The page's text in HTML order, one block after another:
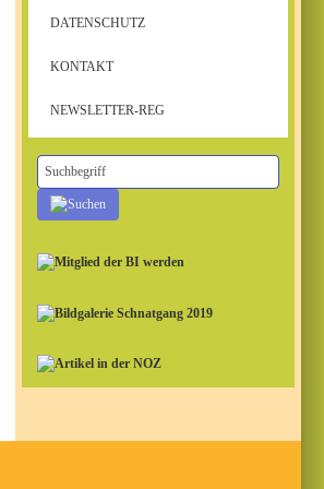
DATENSCHUTZ
KONTAKT
NEWSLETTER-REG